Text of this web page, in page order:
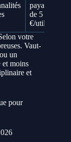
payant à
de 5
€/utilisateur/
votre
Vaut-
un
et moins
et
pour